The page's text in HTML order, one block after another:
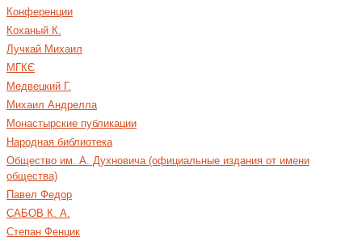
Конференции
Коханый К.
Лучкай Михаил
МГКЄ
Медвецкий Г.
Михаил Андрелла
Монастырские публикации
Народная библиотека
Общество им. А. Духновича (официальные издания от имени
общества)
Павел Федор
САБОВ К. А.
Степан Фенцик